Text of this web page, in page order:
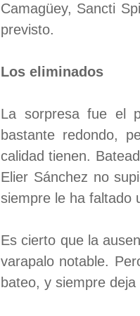
Camagüey, Sancti
previsto.
Los eliminados
La sorpresa fue el
bastante redondo,
calidad tienen.
Elier Sánchez no
siempre le ha faltado
Es cierto que la
varapalo notable.
bateo, y siempre